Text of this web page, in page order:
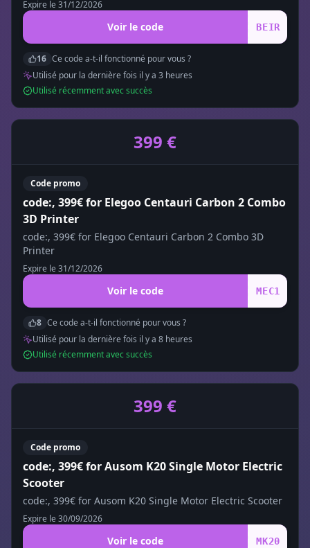
Expire le 31/12/2026
Voir le code BEIR
16 Ce code a-t-il fonctionné pour vous ?
Utilisé pour la dernière fois il y a 3 heures
Utilisé récemment avec succès
399 €
Code promo
code:, 399€ for Elegoo Centauri Carbon 2 Combo
3D Printer
code:, 399€ for Elegoo Centauri Carbon 2 Combo 3D
Printer
Expire le 31/12/2026
Voir le code MEC1
8 Ce code a-t-il fonctionné pour vous ?
Utilisé pour la dernière fois il y a 8 heures
Utilisé récemment avec succès
399 €
Code promo
code:, 399€ for Ausom K20 Single Motor Electric
Scooter
code:, 399€ for Ausom K20 Single Motor Electric Scooter
Expire le 30/09/2026
Voir le code MK20